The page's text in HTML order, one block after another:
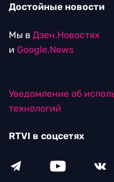
Достойные новости
Мы в Дзен.Новостях
и Google.News
Уведомление об
технологий
RTVI в соцсетях